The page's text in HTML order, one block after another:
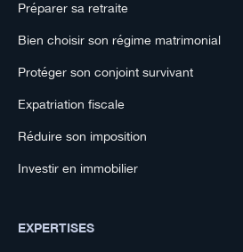
Préparer sa retraite
Bien choisir son régime matrimonial
Protéger son conjoint survivant
Expatriation fiscale
Réduire son imposition
Investir en immobilier
EXPERTISES